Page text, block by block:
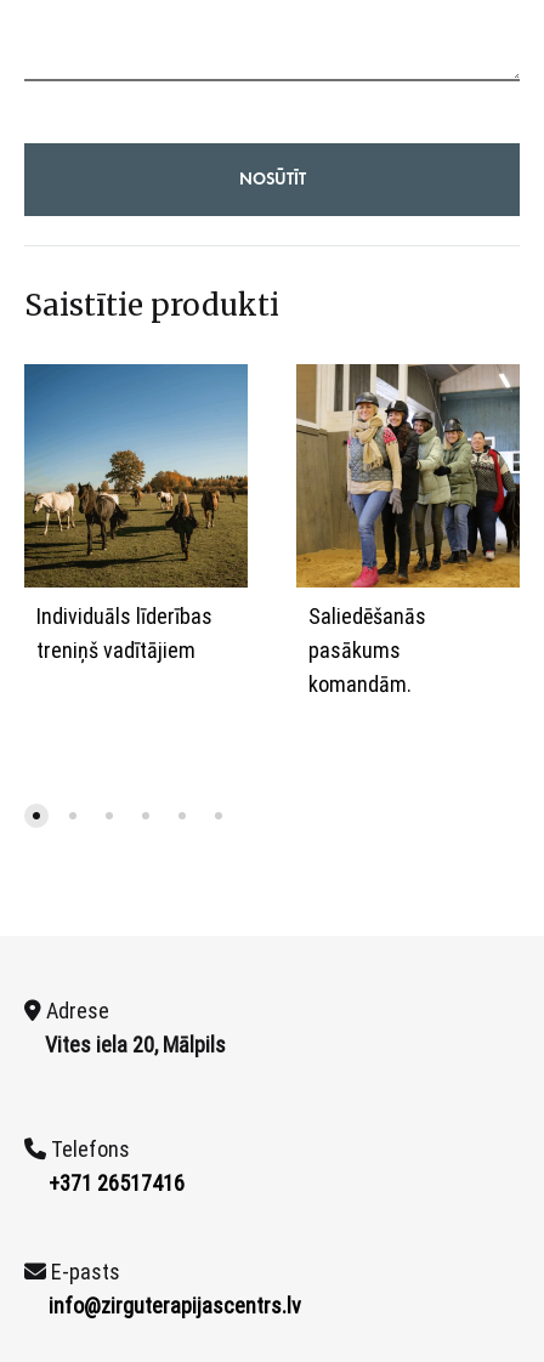
Saistītie produkti
Individuāls līderības
treniņš vadītājiem
Saliedēšanās
pasākums
komandām.
Adrese
Vites iela 20, Mālpils
Telefons
+371 26517416
E-pasts
info@zirguterapijascentrs.lv